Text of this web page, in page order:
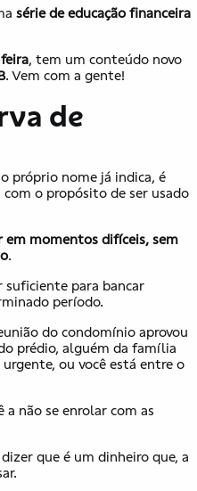
série de educação financeira
, tem um conteúdo novo
. Vem com a gente!
de
próprio nome já indica, é
o propósito de ser usado
em momentos difíceis, sem
.
para bancar
período.
do condomínio aprovou
prédio, alguém da família
ou você está entre o
a não se enrolar com as
que é um dinheiro que, a